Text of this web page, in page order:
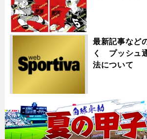
最新記事など
く プッシュ
法について